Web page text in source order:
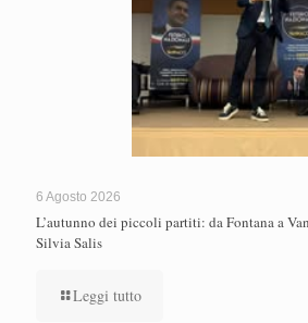
6 Agosto 2026
L’autunno dei piccoli partiti: da Fontana a
Silvia Salis
Leggi tutto